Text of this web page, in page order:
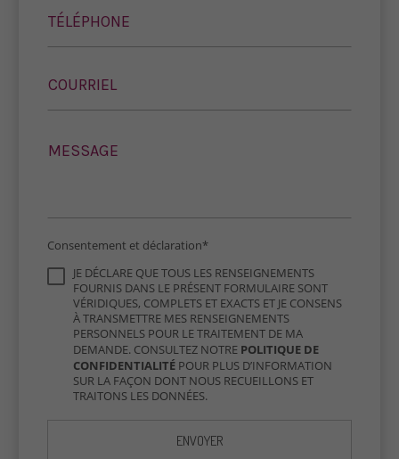
Consentement et déclaration*
JE DÉCLARE QUE TOUS LES RENSEIGNEMENTS
FOURNIS DANS LE PRÉSENT FORMULAIRE SONT
VÉRIDIQUES, COMPLETS ET EXACTS ET JE CONSENS
À TRANSMETTRE MES RENSEIGNEMENTS
PERSONNELS POUR LE TRAITEMENT DE MA
DEMANDE. CONSULTEZ NOTRE POLITIQUE DE
CONFIDENTIALITÉ POUR PLUS D’INFORMATION
SUR LA FAÇON DONT NOUS RECUEILLONS ET
TRAITONS LES DONNÉES.
ENVOYER